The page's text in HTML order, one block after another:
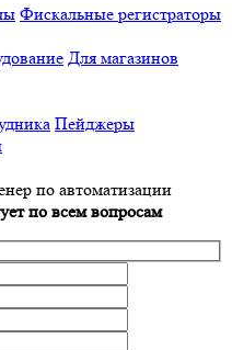
Фискальные регистраторы
Для магазинов
Пейджеры
по автоматизации
по всем вопросам